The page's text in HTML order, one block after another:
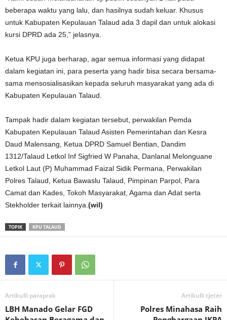
beberapa waktu yang lalu, dan hasilnya sudah keluar. Khusus
untuk Kabupaten Kepulauan Talaud ada 3 dapil dan untuk alokasi
kursi DPRD ada 25,” jelasnya.
Ketua KPU juga berharap, agar semua informasi yang didapat
dalam kegiatan ini, para peserta yang hadir bisa secara bersama-
sama mensosialisasikan kepada seluruh masyarakat yang ada di
Kabupaten Kepulauan Talaud.
Tampak hadir dalam kegiatan tersebut, perwakilan Pemda
Kabupaten Kepulauan Talaud Asisten Pemerintahan dan Kesra
Daud Malensang, Ketua DPRD Samuel Bentian, Dandim
1312/Talaud Letkol Inf Sigfried W Panaha, Danlanal Melonguane
Letkol Laut (P) Muhammad Faizal Sidik Permana, Perwakilan
Polres Talaud, Ketua Bawaslu Talaud, Pimpinan Parpol, Para
Camat dan Kades, Tokoh Masyarakat, Agama dan Adat serta
Stekholder terkait lainnya.(wil)
TOPIK KPU TALAUD
Artikulli paraprak
LBH Manado Gelar FGD
Artikulli tjetër
Polres Minahasa Raih